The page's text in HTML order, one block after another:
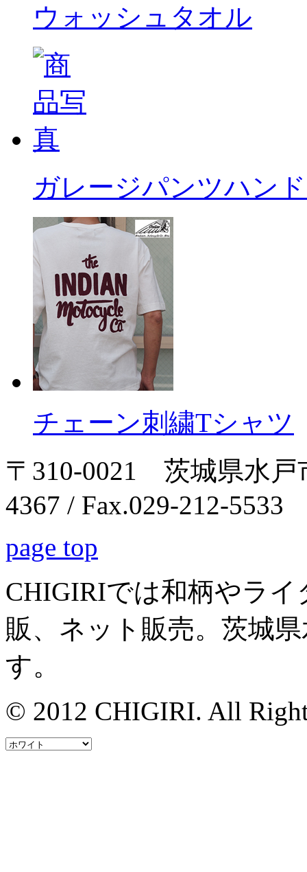
ウォッシュタオル
ガレージパンツハン
チェーン刺繍Tシャツ
〒310-0021 茨城県水
4367 / Fax.029-212-5533
page top
CHIGIRIでは和柄やラ
販、ネット販売。茨城
す。
© 2012 CHIGIRI. All